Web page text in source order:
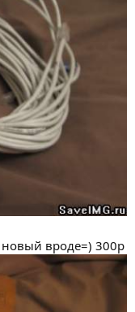
вроде=) 300р